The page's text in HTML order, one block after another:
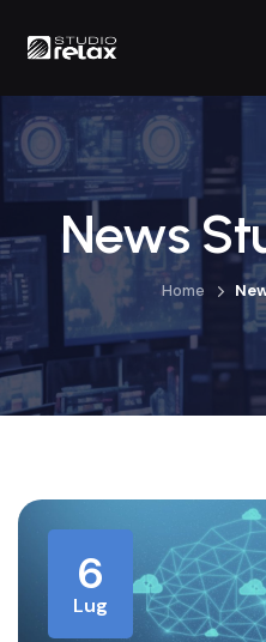
News
Home
6
Lug